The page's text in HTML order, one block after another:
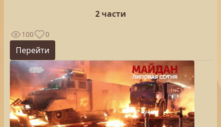
2 части
100 0
Перейти